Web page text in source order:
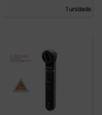
1 unidade